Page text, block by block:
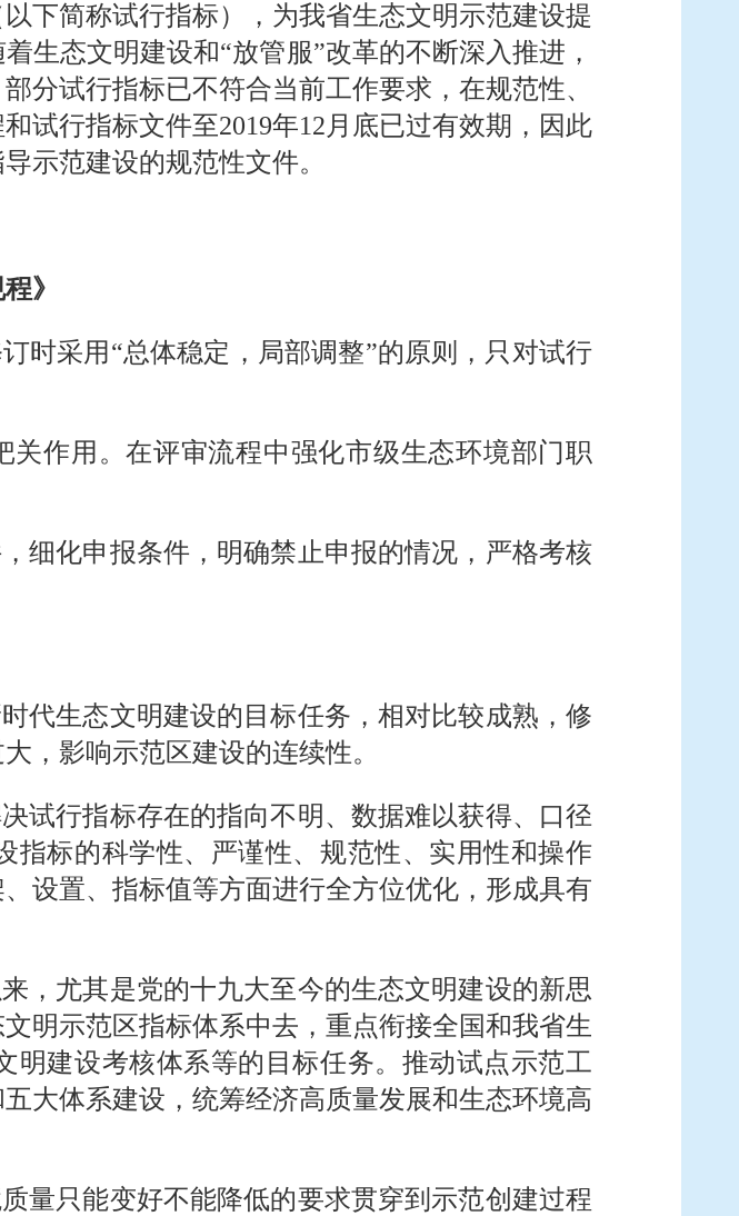
下简称试行指标），为我省生态文明示范建设提
生态文明建设和“放管服”改革的不断深入推进，
分试行指标已不符合当前工作要求，在规范性、
试行指标文件至2019年12月底已过有效期，因此
示范建设的规范性文件。
》
时采用“总体稳定，局部调整”的原则，只对试行
关作用。在评审流程中强化市级生态环境部门职
细化申报条件，明确禁止申报的情况，严格考核
代生态文明建设的目标任务，相对比较成熟，修
，影响示范区建设的连续性。
试行指标存在的指向不明、数据难以获得、口径
标的科学性、严谨性、规范性、实用性和操作
设置、指标值等方面进行全方位优化，形成具有
，尤其是党的十九大至今的生态文明建设的新思
明示范区指标体系中去，重点衔接全国和我省生
明建设考核体系等的目标任务。推动试点示范工
大体系建设，统筹经济高质量发展和生态环境高
量只能变好不能降低的要求贯穿到示范创建过程